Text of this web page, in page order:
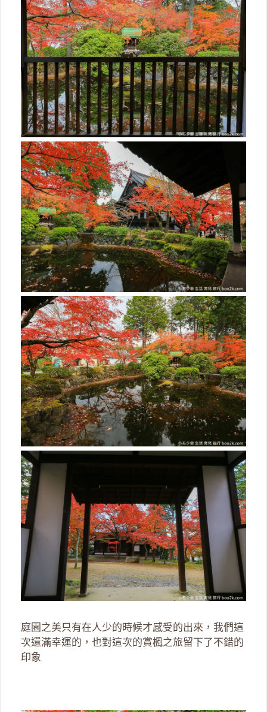
庭園之美只有在人少的時候才感受的出來，我們這
次還滿幸運的，也對這次的賞楓之旅留下了不錯的
印象